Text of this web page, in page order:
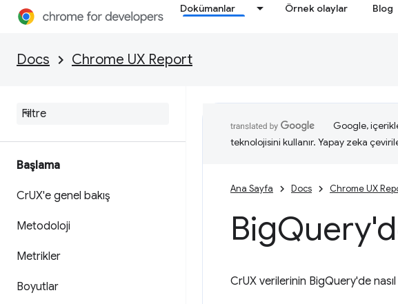
Dokümanlar Örnek olaylar Blog
Docs Chrome UX Report
Başlama
CrUX'e genel bakış
Metodoloji
Metrikler
Boyutlar
Google,
teknolojisini kullanır. Yapay zeka
Ana Sayfa Docs Chrome UX
Big
CrUX verilerinin BigQuery'de nasıl